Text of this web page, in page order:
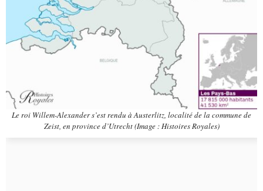
Le roi Willem-Alexander s’est rendu à Austerlitz, localité de la commune de
Zeist, en province d’Utrecht (Image : Histoires Royales)